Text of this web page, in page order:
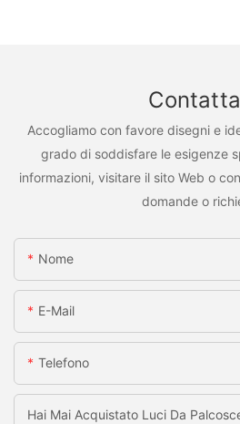
Accogliamo con favore disegni e
grado di soddisfare le esigenze
informazioni, visitare il sito Web o
domande o
Nome
E-Mail
Telefono
Hai Mai Acquistato Luci Da